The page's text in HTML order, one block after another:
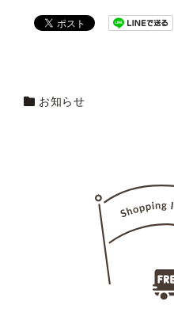
お知らせ